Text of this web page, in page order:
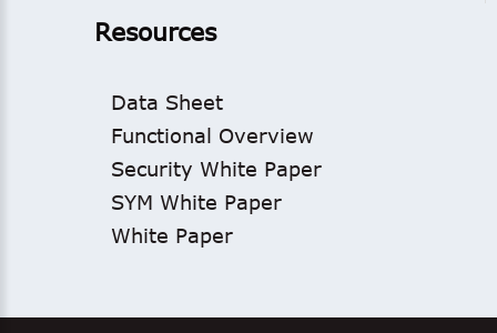
Resources
Data Sheet
Functional Overview
Security White Paper
SYM White Paper
White Paper